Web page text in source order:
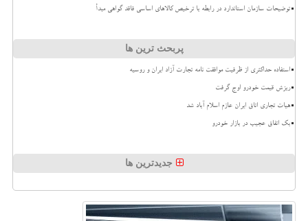
توضیحات سازمان استاندارد در رابطه با ترخیص کالاهای اساسی فاقد گواهی مبدأ
پربحث ترین ها
استفاده حداکثری از ظرفیت موافقت نامه تجارت آزاد ایران و روسیه
ریزش قیمت خودرو اوج گرفت
هیات تجاری اتاق ایران عازم اسلام آباد شد
بک اتفاق عجیب در بازار خودرو
جدیدترین ها